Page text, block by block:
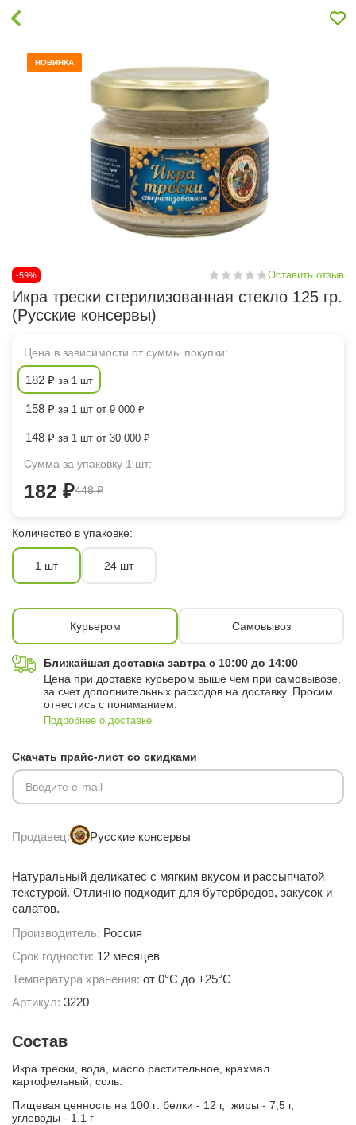
НОВИНКА
-59% Оставить отзыв
Икра трески стерилизованная стекло 125 гр.
(Русские консервы)
Цена в зависимости от суммы покупки:
182 ₽ за 1 шт
158 ₽ за 1 шт от 9 000 ₽
148 ₽ за 1 шт от 30 000 ₽
Сумма за упаковку 1 шт:
182 ₽448 ₽
Количество в упаковке:
1 шт 24 шт
Курьером Самовывоз
Ближайшая доставка завтра с 10:00 до 14:00
Цена при доставке курьером выше чем при самовывозе,
за счет дополнительных расходов на доставку. Просим
отнестись с пониманием.
Подробнее о доставке
Скачать прайс-лист со скидками
Введите e-mail
Продавец: Русские консервы
Натуральный деликатес с мягким вкусом и рассыпчатой
текстурой. Отлично подходит для бутербродов, закусок и
салатов.
Производитель: Россия
Срок годности: 12 месяцев
Температура хранения: от 0°С до +25°С
Артикул: 3220
Состав
Икра трески, вода, масло растительное, крахмал
картофельный, соль.
Пищевая ценность на 100 г: белки - 12 г, жиры - 7,5 г,
углеводы - 1,1 г